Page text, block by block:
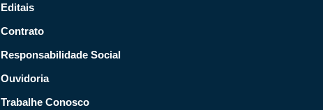
Editais
Contrato
Responsabilidade Social
Ouvidoria
Trabalhe Conosco